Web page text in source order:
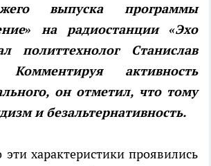
выпуска программы
на радиостанции «Эхо
политтехнолог Станислав
Комментируя активность
он отметил, что тому
и безальтернативность.
характеристики проявились